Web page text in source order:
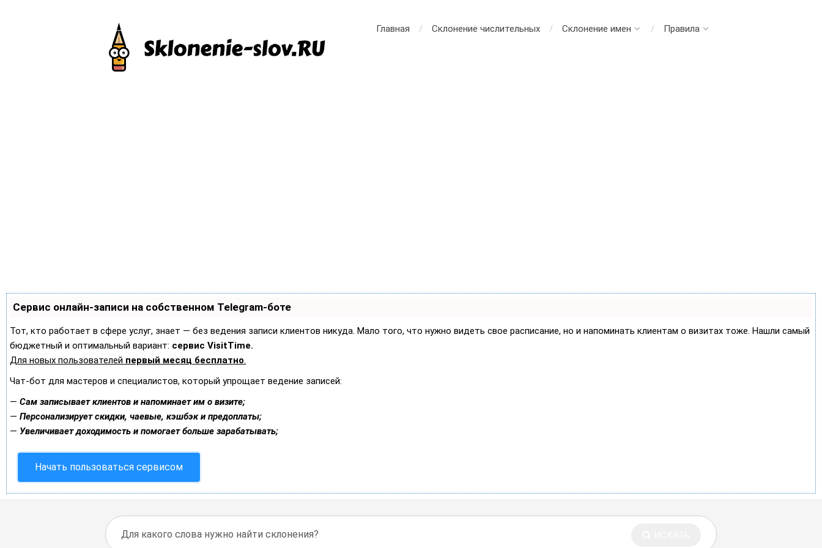
Главная Склонение числительных Склонение имен Правила
Сервис онлайн-записи на собственном Telegram-боте
Тот, кто работает в сфере услуг, знает — без ведения записи клиентов никуда. Мало того, что нужно видеть свое расписание, но и напоминать клиентам о визитах тоже. Нашли самый
бюджетный и оптимальный вариант: сервис VisitTime.
Для новых пользователей первый месяц бесплатно.
Чат-бот для мастеров и специалистов, который упрощает ведение записей:
— Сам записывает клиентов и напоминает им о визите;
— Персонализирует скидки, чаевые, кэшбэк и предоплаты;
— Увеличивает доходимость и помогает больше зарабатывать;
Начать пользоваться сервисом